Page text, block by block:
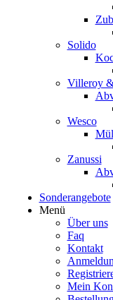
Solido
Villeroy
Wesco
Zanussi
Sonderangebote
Menü
Über uns
Faq
Kontakt
Mein